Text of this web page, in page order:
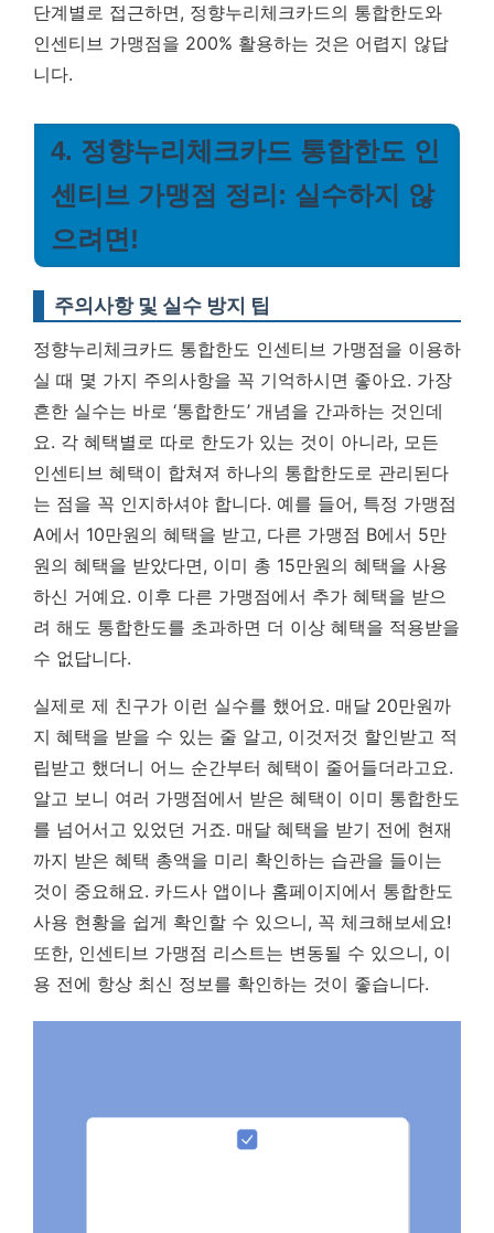
단계별로 접근하면, 정향누리체크카드의 통합한도와
인센티브 가맹점을 200% 활용하는 것은 어렵지 않답
니다.
4. 정향누리체크카드 통합한도 인
센티브 가맹점 정리: 실수하지 않
으려면!
주의사항 및 실수 방지 팁
정향누리체크카드 통합한도 인센티브 가맹점을 이용하
실 때 몇 가지 주의사항을 꼭 기억하시면 좋아요. 가장
흔한 실수는 바로 ‘통합한도’ 개념을 간과하는 것인데
요. 각 혜택별로 따로 한도가 있는 것이 아니라, 모든
인센티브 혜택이 합쳐져 하나의 통합한도로 관리된다
는 점을 꼭 인지하셔야 합니다. 예를 들어, 특정 가맹점
A에서 10만원의 혜택을 받고, 다른 가맹점 B에서 5만
원의 혜택을 받았다면, 이미 총 15만원의 혜택을 사용
하신 거예요. 이후 다른 가맹점에서 추가 혜택을 받으
려 해도 통합한도를 초과하면 더 이상 혜택을 적용받을
수 없답니다.
실제로 제 친구가 이런 실수를 했어요. 매달 20만원까
지 혜택을 받을 수 있는 줄 알고, 이것저것 할인받고 적
립받고 했더니 어느 순간부터 혜택이 줄어들더라고요.
알고 보니 여러 가맹점에서 받은 혜택이 이미 통합한도
를 넘어서고 있었던 거죠. 매달 혜택을 받기 전에 현재
까지 받은 혜택 총액을 미리 확인하는 습관을 들이는
것이 중요해요. 카드사 앱이나 홈페이지에서 통합한도
사용 현황을 쉽게 확인할 수 있으니, 꼭 체크해보세요!
또한, 인센티브 가맹점 리스트는 변동될 수 있으니, 이
용 전에 항상 최신 정보를 확인하는 것이 좋습니다.